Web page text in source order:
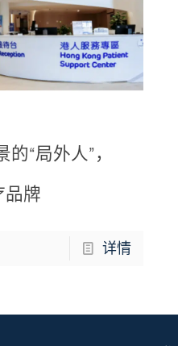
“局外人”，
品牌
详情